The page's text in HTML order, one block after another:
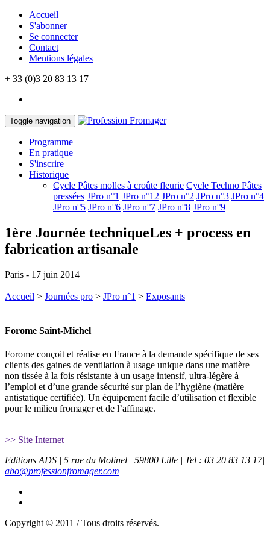
Accueil
S'abonner
Se connecter
Contact
Mentions légales
+ 33 (0)3 20 83 13 17
Toggle navigation
Programme
En pratique
S'inscrire
Historique
Cycle Pâtes molles à croûte fleurie Cycle Techno Pâtes
pressées JPro n°1 JPro n°12 JPro n°2 JPro n°3 JPro n°4
JPro n°5 JPro n°6 JPro n°7 JPro n°8 JPro n°9
1ère Journée techniqueLes + process en
fabrication artisanale
Paris - 17 juin 2014
Accueil > Journées pro > JPro n°1 > Exposants
Forome Saint-Michel
Forome conçoit et réalise en France à la demande spécifique de ses
clients des gaines de ventilation à usage unique dans une matière
non tissée à la fois résistante à un usage intensif, ultra-légère à
l’emploi et d’une grande sécurité sur plan de l’hygiène (matière
antistatique certifiée). Un équipement facile d’utilisation et flexible
pour le milieu fromager et de l’affinage.
>> Site Internet
Editions ADS | 5 rue du Molinel | 59800 Lille | Tel : 03 20 83 13 17|
abo@professionfromager.com
Copyright © 2011 / Tous droits réservés.